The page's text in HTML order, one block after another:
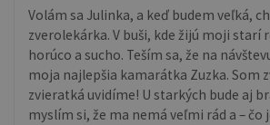
Volám sa Julinka, a keď budem veľká,
zverolekárka. V buši, kde žijú moji starí
horúco a sucho. Teším sa, že na
moja najlepšia kamarátka Zuzka. Som
zvieratká uvidíme! U starkých bude aj
myslím si, že ma nemá veľmi rád a – čo